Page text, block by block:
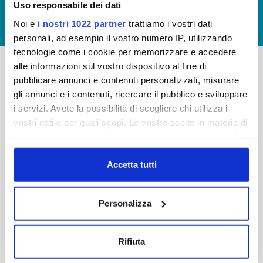
Uso responsabile dei dati
Noi e i nostri 1022 partner trattiamo i vostri dati
personali, ad esempio il vostro numero IP, utilizzando
tecnologie come i cookie per memorizzare e accedere
alle informazioni sul vostro dispositivo al fine di
pubblicare annunci e contenuti personalizzati, misurare
gli annunci e i contenuti, ricercare il pubblico e sviluppare
i servizi. Avete la possibilità di scegliere chi utilizza i
vostri dati e per quali scopi. Le vostre scelte in materia di
in cui avete effettuato le vostre scelte. È possibile
modificare o revocare il proprio consenso in qualsiasi
momento dalla Dichiarazione sui cookie o facendo clic
Con il tuo consenso, vorremmo anche:
raccogliere informazioni sulla tua posizione
Accetta tutti
Personalizza
Rifiuta
LAVORA CON NOI
Publiacqua S.p.A
Via Villamagna 90/c -
50126 Fi
Tel. +39 055688903
Reg Imprese Firenze
-
FAQ
PRIVACY POLICY
COOKIE
WHISTLEBLOWING
CREDITS